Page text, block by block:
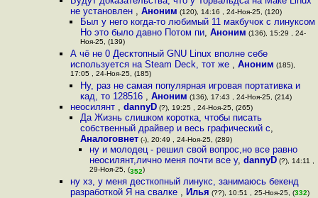
не установлен ,Аноним (120), 14:16 , 24-Ноя-25, (120)
Был у него когда-то любимый 11 макбучок с линуксом
Но это было давно Потом пи, Аноним (136), 15:29 , 24-
Ноя-25, (139)
А чё не 0 Десктопный GNU Linux вполне себе
используется на Steam Deck, тот же ,Аноним (185),
17:05 , 24-Ноя-25, (185)
Ну, раз не самая популярная игровая портативка и
кад, то 128516 , Аноним (136), 17:43 , 24-Ноя-25, (214)
неосилянт ,dannyD (?), 19:25 , 24-Ноя-25, (265)
Да Жизнь слишком коротка, чтобы писать
собственный драйвер и весь графический с,
Аналоговнет(-), 20:49 , 24-Ноя-25, (289)
ну и молодец - решил свой вопрос,но все равно
неосилянт,лично меня почти все у, dannyD(?), 14:11 ,
29-Ноя-25, (352)
ну хз, у меня десткопный линукс, занимаюсь бекенд
разработкой Я на свалке , Илья (??), 10:51 , 25-Ноя-25, (332)